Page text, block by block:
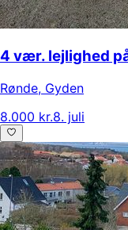
4 vær. lejlighed
Rønde, Gyden
8.000 kr.8. juli